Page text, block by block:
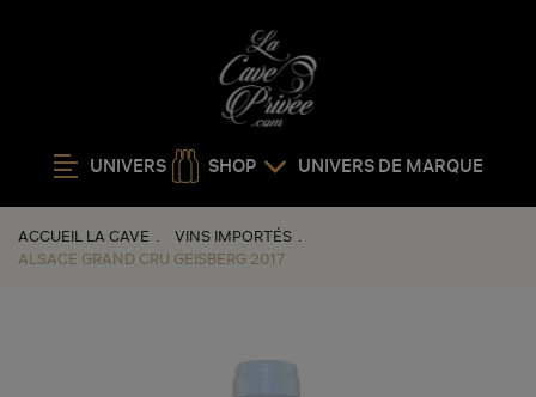
UNIVERS SHOP UNIVERS DE MARQUE
ACCUEIL LA CAVE
VINS IMPORTÉS
ALSACE GRAND CRU GEISBERG 2017